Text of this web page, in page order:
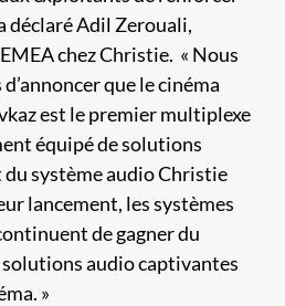
déclaré Adil Zerouali,
chez Christie. « Nous
que le cinéma
est le premier multiplexe
équipé de solutions
système audio Christie
lancement, les systèmes
de gagner du
audio captivantes
»